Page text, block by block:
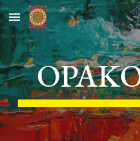
Skip to main content